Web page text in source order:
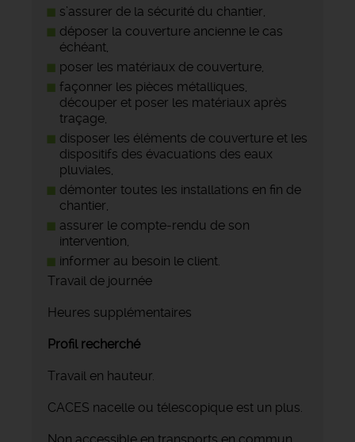
s’assurer de la sécurité du chantier,
déposer la couverture ancienne le cas
échéant,
poser les matériaux de couverture,
façonner les pièces métalliques,
découper et poser les matériaux après
traçage,
disposer les éléments de couverture et les
dispositifs des évacuations des eaux
pluviales,
démonter toutes les installations en fin de
chantier,
assurer le compte-rendu de son
intervention,
informer au besoin le client.
Travail de journée
Heures supplémentaires
Profil recherché
Travail en hauteur.
CACES nacelle ou télescopique est un plus.
Non accessible en transports en commun.